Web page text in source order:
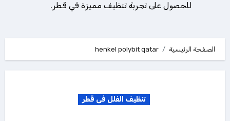
للحصول على تجربة تنظيف مميزة في قطر.
الصفحة الرئيسية henkel polybit qatar
تنظيف الفلل فى قطر